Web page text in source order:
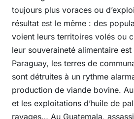
toujours plus voraces ou
résultat est le même : des
voient leurs territoires volés ou
leur souveraineté alimentaire
Paraguay, les terres de
sont détruites à un rythme
production de viande bovine. Au
et les exploitations d’huile de
ravages… Au Guatemala,